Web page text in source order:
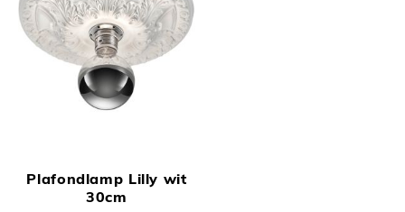
Plafondlamp Lilly wit
30cm